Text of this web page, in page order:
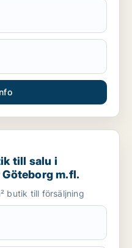
i Angered, Lundby eller
till salu i
m.fl.
butik till försäljning